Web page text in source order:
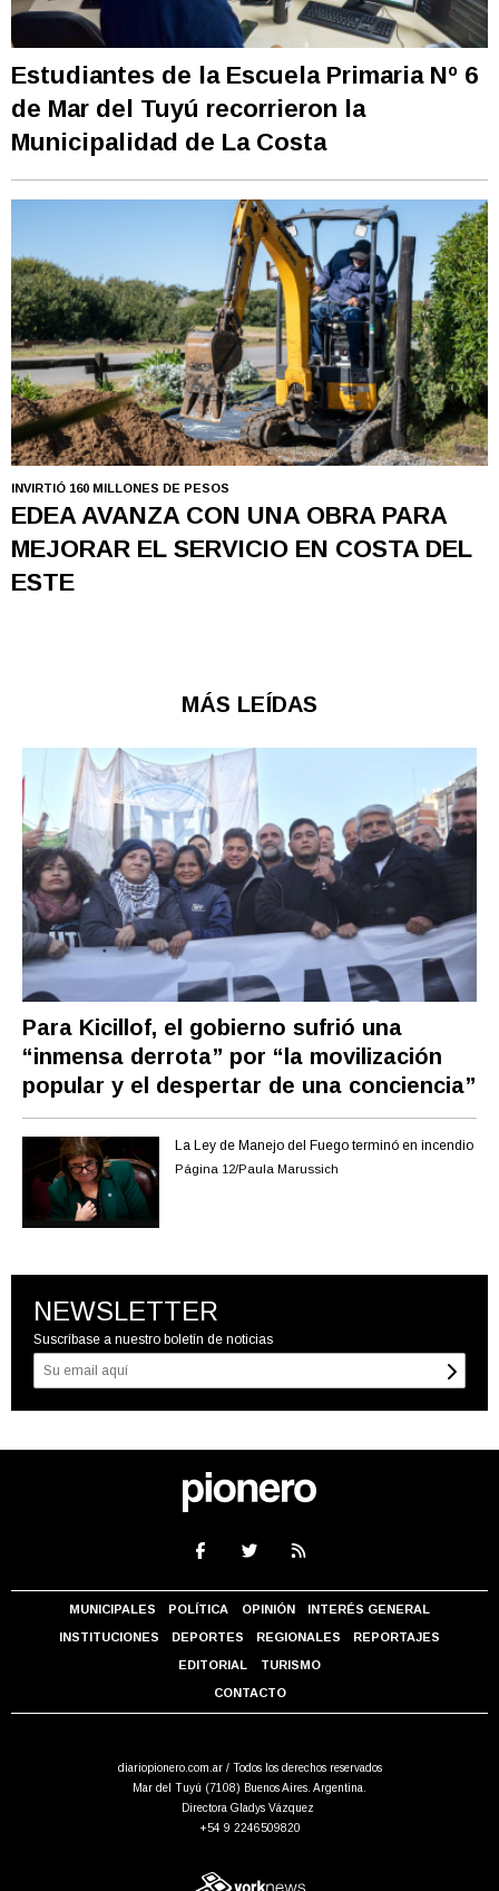
Estudiantes de la Escuela Primaria Nº 6
de Mar del Tuyú recorrieron la
Municipalidad de La Costa
INVIRTIÓ 160 MILLONES DE PESOS
EDEA AVANZA CON UNA OBRA PARA
MEJORAR EL SERVICIO EN COSTA DEL
ESTE
MÁS LEÍDAS
Para Kicillof, el gobierno sufrió una
“inmensa derrota” por “la movilización
popular y el despertar de una conciencia”
La Ley de Manejo del Fuego terminó en incendio
Página 12/Paula Marussich
NEWSLETTER
Suscríbase a nuestro boletín de noticias
MUNICIPALES POLÍTICA OPINIÓN INTERÉS GENERAL
INSTITUCIONES DEPORTES REGIONALES REPORTAJES
EDITORIAL TURISMO
CONTACTO
diariopionero.com.ar / Todos los derechos reservados
Mar del Tuyú (7108) Buenos Aires. Argentina.
Directora Gladys Vázquez
+54 9 2246509820